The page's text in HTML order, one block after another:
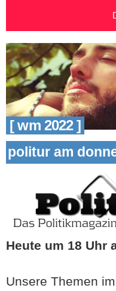
[ wm 2022 ]
politur am
Heute um 18 Uhr
Unsere Themen